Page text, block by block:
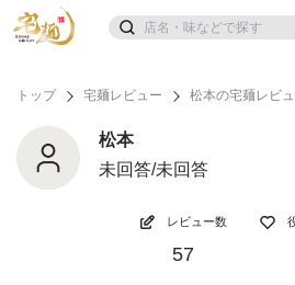
トップ 宅麺レビュー 松本の宅麺レビ
松本
未回答/未回答
レビュー数
57